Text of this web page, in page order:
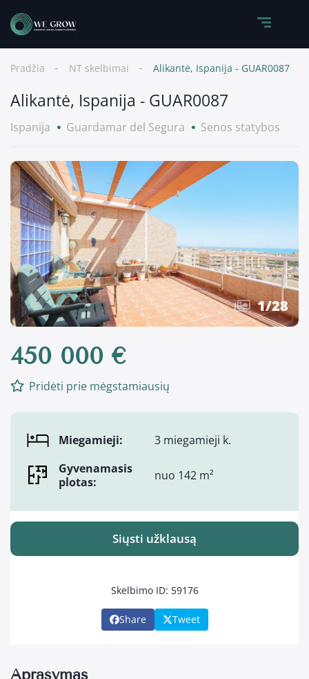
Pradžia NT skelbimai Alikantė, Ispanija - GUAR0087
Alikantė, Ispanija - GUAR0087
Ispanija Guardamar del Segura Senos statybos
1/28
450 000 €
Pridėti prie mėgstamiausių
Miegamieji:
3 miegamieji k.
Gyvenamasis
plotas:
nuo 142 m²
Siųsti užklausą
Skelbimo ID: 59176
Share Tweet
Aprašymas